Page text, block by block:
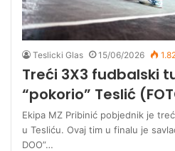
Teslicki Glas 15/06/2026
Treći 3X3 fudbalski
“pokorio” Teslić
Ekipa MZ Pribinić pobjednik je
u Tesliću. Ovaj tim u finalu je
DOO”…